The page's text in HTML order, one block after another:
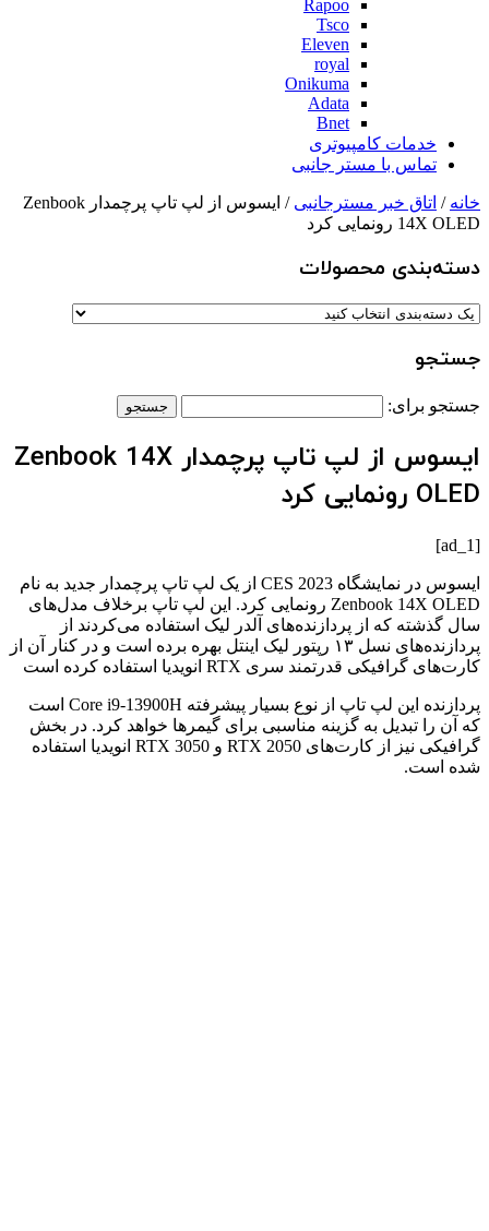
Rapoo
Tsco
Eleven
royal
Onikuma
Adata
Bnet
خدمات کامپیوتری
تماس با مستر جانبی
خانه / اتاق خبر مسترجانبی
/ ایسوس از لپ تاپ پرچمدار Zenbook
14X OLED رونمایی کرد
دسته‌بندی‌ محصولات
جستجو
جستجو برای:
ایسوس از لپ تاپ پرچمدار Zenbook 14X
OLED رونمایی کرد
[ad_1]
ایسوس در نمایشگاه CES 2023 از یک لپ تاپ پرچمدار ‌جدید به نام
Zenbook 14X OLED رونمایی کرد. این لپ تاپ برخلاف مدل‌های
سال گذشته که از پردازنده‌های آلدر لیک استفاده می‌کردند از
پردازنده‌های نسل ۱۳ رپتور لیک اینتل بهره برده است و در کنار آن‌ از
کارت‌های گرافیکی قدرتمند سری RTX انویدیا استفاده کرده است
پردازنده این لپ تاپ از نوع بسیار پیشرفته Core i9-13900H است
که آن را تبدیل به گزینه مناسبی برای گیمرها خواهد کرد. در بخش
گرافیکی نیز از کارت‌های RTX 2050 و RTX 3050 انویدیا استفاده
شده است. ‌